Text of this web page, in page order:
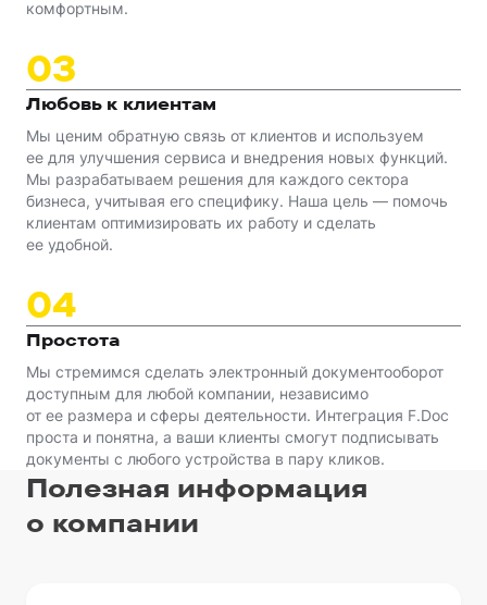
комфортным.
03
Любовь к клиентам
Мы ценим обратную связь от клиентов и используем
ее для улучшения сервиса и внедрения новых функций.
Мы разрабатываем решения для каждого сектора
бизнеса, учитывая его специфику. Наша цель — помочь
клиентам оптимизировать их работу и сделать
ее удобной.
04
Простота
Мы стремимся сделать электронный документооборот
доступным для любой компании, независимо
от ее размера и сферы деятельности. Интеграция F.Doc
проста и понятна, а ваши клиенты смогут подписывать
документы с любого устройства в пару кликов.
Полезная информация
о компании